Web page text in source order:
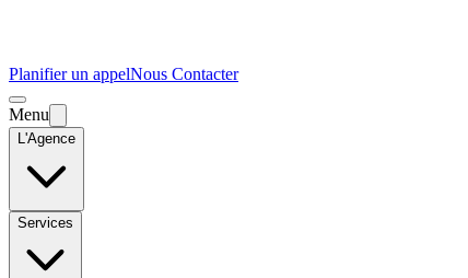
Planifier un appelNous Contacter
Menu
L'Agence
Services